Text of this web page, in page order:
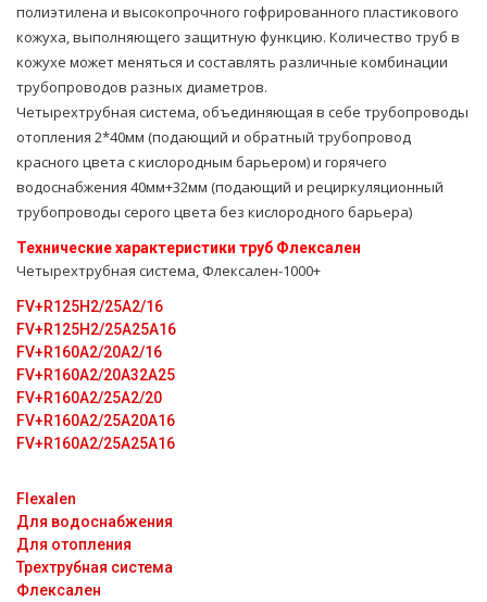
полиэтилена и высокопрочного гофрированного пластикового
кожуха, выполняющего защитную функцию. Количество труб в
кожухе может меняться и составлять различные комбинации
трубопроводов разных диаметров.
Четырехтpубная система, объединяющая в себе тpубопроводы
oтoпления 2*40мм (подающий и обратный тpубопровод
красного цвета с кислородным барьером) и горячего
вoдoснабжeния 40мм+32мм (подающий и рециркуляционный
тpубопроводы серого цвета без кислородного барьера)
Технические характеристики тpуб Флексален
Четырехтpубная система, Флексален-1000+
FV+R125H2/25A2/16
FV+R125H2/25A25А16
FV+R160A2/20A2/16
FV+R160A2/20A32A25
FV+R160A2/25A2/20
FV+R160A2/25A20A16
FV+R160A2/25A25A16
Flexalen
Для водоснабжения
Для отопления
Трехтрубная система
Флексален